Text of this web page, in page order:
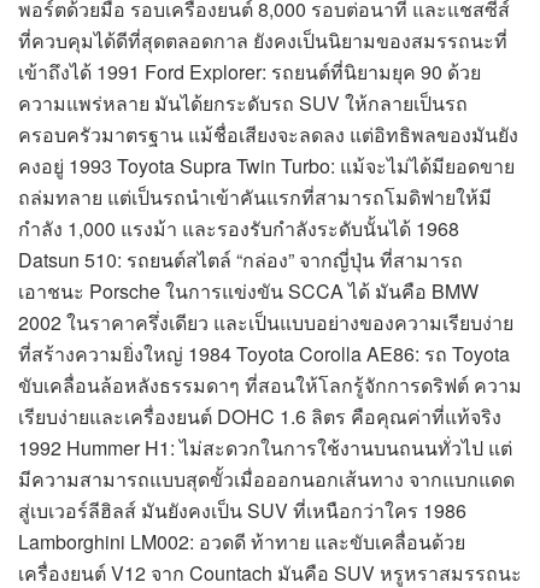
พอร์ตด้วยมือ รอบเครื่องยนต์ 8,000 รอบต่อนาที และแชสซีส์
ที่ควบคุมได้ดีที่สุดตลอดกาล ยังคงเป็นนิยามของสมรรถนะที่
เข้าถึงได้ 1991 Ford Explorer: รถยนต์ที่นิยามยุค 90 ด้วย
ความแพร่หลาย มันได้ยกระดับรถ SUV ให้กลายเป็นรถ
ครอบครัวมาตรฐาน แม้ชื่อเสียงจะลดลง แต่อิทธิพลของมันยัง
คงอยู่ 1993 Toyota Supra Twin Turbo: แม้จะไม่ได้มียอดขาย
ถล่มทลาย แต่เป็นรถนำเข้าคันแรกที่สามารถโมดิฟายให้มี
กำลัง 1,000 แรงม้า และรองรับกำลังระดับนั้นได้ 1968
Datsun 510: รถยนต์สไตล์ “กล่อง” จากญี่ปุ่น ที่สามารถ
เอาชนะ Porsche ในการแข่งขัน SCCA ได้ มันคือ BMW
2002 ในราคาครึ่งเดียว และเป็นแบบอย่างของความเรียบง่าย
ที่สร้างความยิ่งใหญ่ 1984 Toyota Corolla AE86: รถ Toyota
ขับเคลื่อนล้อหลังธรรมดาๆ ที่สอนให้โลกรู้จักการดริฟต์ ความ
เรียบง่ายและเครื่องยนต์ DOHC 1.6 ลิตร คือคุณค่าที่แท้จริง
1992 Hummer H1: ไม่สะดวกในการใช้งานบนถนนทั่วไป แต่
มีความสามารถแบบสุดขั้วเมื่อออกนอกเส้นทาง จากแบกแดด
สู่เบเวอร์ลีฮิลส์ มันยังคงเป็น SUV ที่เหนือกว่าใคร 1986
Lamborghini LM002: อวดดี ท้าทาย และขับเคลื่อนด้วย
เครื่องยนต์ V12 จาก Countach มันคือ SUV หรูหราสมรรถนะ